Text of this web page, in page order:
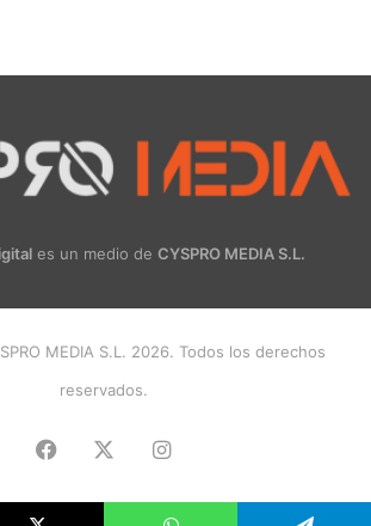
es un medio de CYSPRO MEDIA S.L.
MEDIA S.L. 2026. Todos los derechos
reservados.
Facebook Instagram